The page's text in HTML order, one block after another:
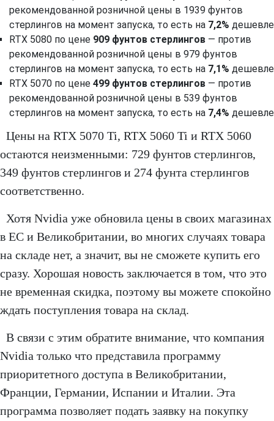
рекомендованной розничной цены в 1939 фунтов
стерлингов на момент запуска, то есть на 7,2% дешевле
RTX 5080 по цене 909 фунтов стерлингов — против
рекомендованной розничной цены в 979 фунтов
стерлингов на момент запуска, то есть на 7,1% дешевле
RTX 5070 по цене 499 фунтов стерлингов — против
рекомендованной розничной цены в 539 фунтов
стерлингов на момент запуска, то есть на 7,4% дешевле
Цены на RTX 5070 Ti, RTX 5060 Ti и RTX 5060
остаются неизменными: 729 фунтов стерлингов,
349 фунтов стерлингов и 274 фунта стерлингов
соответственно.
Хотя Nvidia уже обновила цены в своих магазинах
в ЕС и Великобритании, во многих случаях товара
на складе нет, а значит, вы не сможете купить его
сразу. Хорошая новость заключается в том, что это
не временная скидка, поэтому вы можете спокойно
ждать поступления товара на склад.
В связи с этим обратите внимание, что компания
Nvidia только что представила программу
приоритетного доступа в Великобритании,
Франции, Германии, Испании и Италии. Эта
программа позволяет подать заявку на покупку